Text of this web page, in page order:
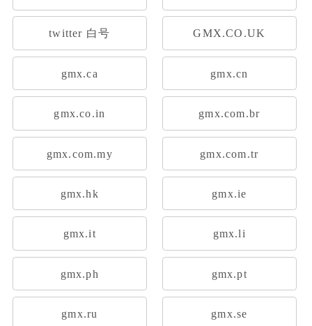
twitter 白号 GMX.CO.UK
gmx.ca gmx.cn
gmx.co.in gmx.com.br
gmx.com.my gmx.com.tr
gmx.hk gmx.ie
gmx.it gmx.li
gmx.ph gmx.pt
gmx.ru gmx.se